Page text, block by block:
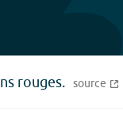
rouges. source